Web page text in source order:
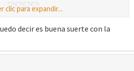
las paletas, en realidad no tengo la
de cada una pero aquí están,
y así, lograr algo mejor para
clic para expandir...
decir es buena suerte con la